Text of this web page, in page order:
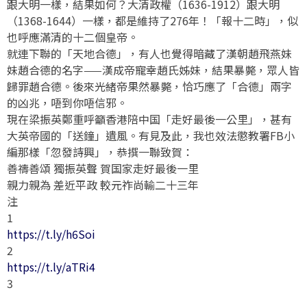
跟大明一樣，結果如何？大清政權（1636-1912）跟大明
（1368-1644）一樣，都是維持了276年！「報十二時」，似
也呼應滿清的十二個皇帝。
就連下聯的「天地合德」，有人也覺得暗藏了漢朝趙飛燕妹
妹趙合德的名字——漢成帝寵幸趙氏姊妹，結果暴斃，眾人皆
歸罪趙合德。後來光緒帝果然暴斃，恰巧應了「合德」兩字
的凶兆，唔到你唔信邪。
現在梁振英鄭重呼籲香港陪中国「走好最後一公里」，甚有
大英帝國的「送鐘」遺風。有見及此，我也效法懲教署FB小
編那樣「忽發詩興」，恭撰一聯致賀：
善禱善頌 獨振英聲 賀国家走好最後一里
親力親為 差近平政 較元祚尚輸二十三年
注
1
https://t.ly/h6Soi
2
https://t.ly/aTRi4
3